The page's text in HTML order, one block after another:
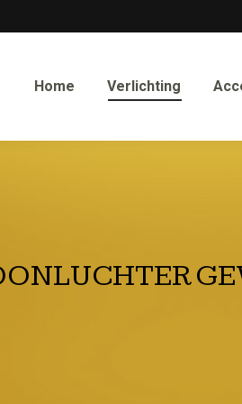
Home Verlichting